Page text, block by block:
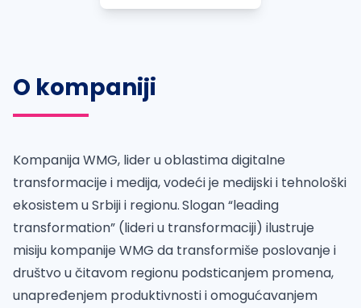
O kompaniji
Kompanija WMG, lider u oblastima digitalne
transformacije i medija, vodeći je medijski i tehnološki
ekosistem u Srbiji i regionu.Slogan “leading
transformation” (lideri u transformaciji) ilustruje
misiju kompanije WMG da transformiše poslovanje i
društvo u čitavom regionu podsticanjem promena,
unapređenjem produktivnosti i omogućavanjem